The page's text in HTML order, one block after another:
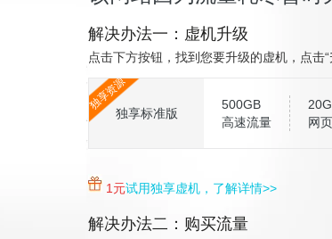
解决办法一：虚机升级
点击下方按钮，找到您要升级的虚机，点击
独享资源
独享标准版
500GB
高速流量
网
1元试用独享虚机，了解详情>>
解决办法二：购买流量